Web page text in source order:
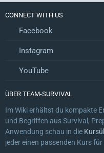
CONNECT WITH US
Facebook
Instagram
YouTube
ÜBER TEAM-SURVIVAL
Im Wiki erhältst du kompakte
und Begriffen aus Survival,
Anwendung schau in die
jeder einen passenden Kurs für